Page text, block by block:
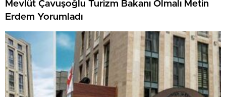
Mevlüt Çavuşoğlu Turizm Bakanı Olmalı Metin
Erdem Yorumladı